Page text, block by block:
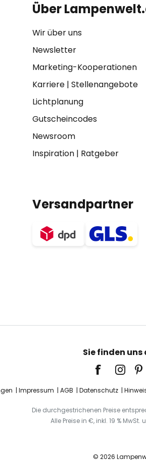
Über
Wir über uns
Newsletter
Marketing-Kooperationen
Karriere| Stellenangebote
Lichtplanung
Gutscheincodes
Newsroom
Inspiration| Ratgeber
Versandpartner
Sie finden
Impressum AGB Datenschutz
Die durchgestrichenen Preise
Alle Preise in €, inkl. 19 %
© 2026